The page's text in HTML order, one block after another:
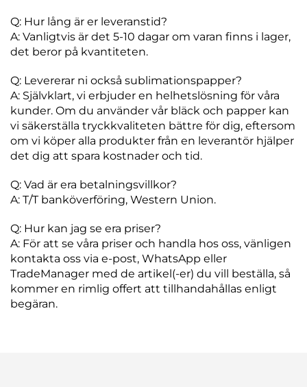
Q: Hur lång är er leveranstid?
A: Vanligtvis är det 5-10 dagar om varan finns i lager,
det beror på kvantiteten.
Q: Levererar ni också sublimationspapper?
A: Självklart, vi erbjuder en helhetslösning för våra
kunder. Om du använder vår bläck och papper kan
vi säkerställa tryckkvaliteten bättre för dig, eftersom
om vi köper alla produkter från en leverantör hjälper
det dig att spara kostnader och tid.
Q: Vad är era betalningsvillkor?
A: T/T banköverföring, Western Union.
Q: Hur kan jag se era priser?
A: För att se våra priser och handla hos oss, vänligen
kontakta oss via e-post, WhatsApp eller
TradeManager med de artikel(-er) du vill beställa, så
kommer en rimlig offert att tillhandahållas enligt
begäran.